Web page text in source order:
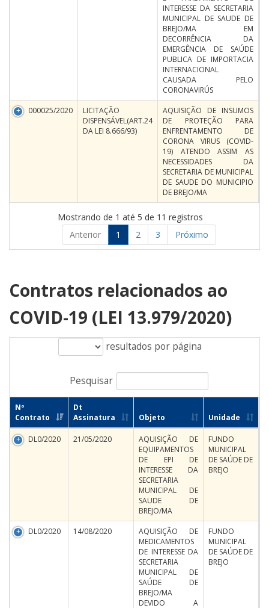
INTERESSE DA SECRETARIA
MUNICIPAL DE SAUDE DE
BREJO/MA EM
DECORRÊNCIA DA
EMERGÊNCIA DE SAÚDE
PUBLICA DE IMPORTACIA
INTERNACIONAL
CAUSADA PELO
CORONAVIRÚS
000025/2020
LICITAÇÃO
DISPENSÁVEL(ART.24
DA LEI 8.666/93)
AQUISIÇÃO DE INSUMOS
DE PROTEÇÃO PARA
ENFRENTAMENTO DE
CORONA VIRUS (COVID-
19) ATENDO ASSIM AS
NECESSIDADES DA
SECRETARIA DE MUNICIPAL
DE SAUDE DO MUNICIPIO
DE BREJO/MA
Mostrando de 1 até 5 de 11 registros
Anterior
1 2 3 Próximo
Contratos relacionados ao
COVID-19 (LEI 13.979/2020)
resultados por página
Pesquisar
Nº
Contrato
Dt
Assinatura
Objeto Unidade
DL0/2020 21/05/2020
AQUISIÇÃO DE
EQUIPAMENTOS
DE EPI DE
INTERESSE DA
SECRETARIA
MUNICIPAL DE
SAUDE DE
BREJO/MA
FUNDO
MUNICIPAL
DE SAÚDE DE
BREJO
DL0/2020 14/08/2020
AQUISIÇÃO DE
MEDICAMENTOS
DE INTERESSE DA
SECRETARIA
MUNICIPAL DE
SAÚDE DE
BREJO/MA
DEVIDO A
FUNDO
MUNICIPAL
DE SAÚDE DE
BREJO